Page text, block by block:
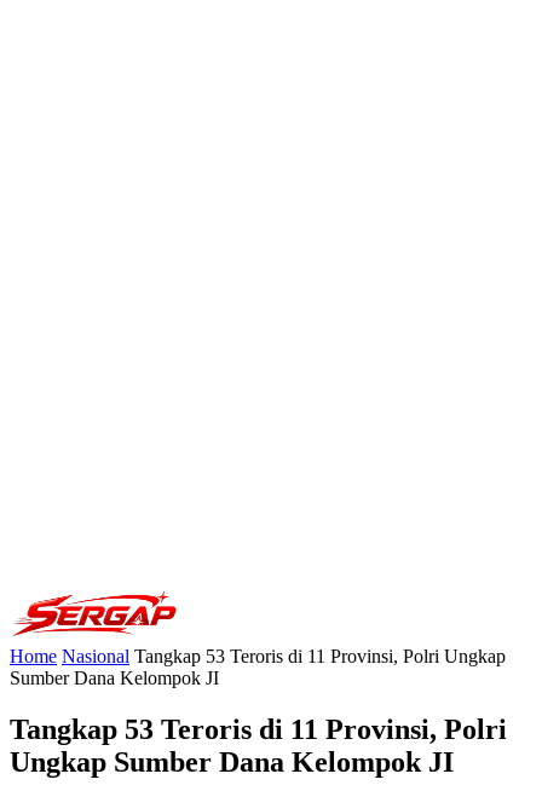
Home Nasional Tangkap 53 Teroris di 11 Provinsi, Polri Ungkap
Sumber Dana Kelompok JI
Tangkap 53 Teroris di 11 Provinsi, Polri
Ungkap Sumber Dana Kelompok JI